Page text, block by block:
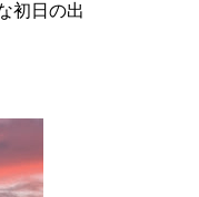
初日の出